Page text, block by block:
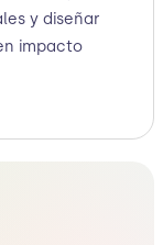
y diseñar
impacto